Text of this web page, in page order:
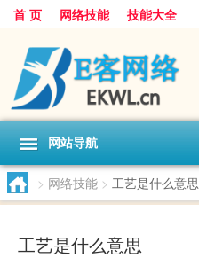
首 页 网络技能 技能大全
网站导航
> 网络技能 > 工艺是什么意思
工艺是什么意思